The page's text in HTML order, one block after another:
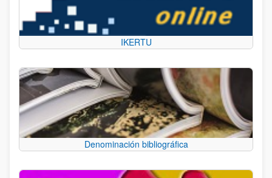
IKERTU
Denominación bibliográfica